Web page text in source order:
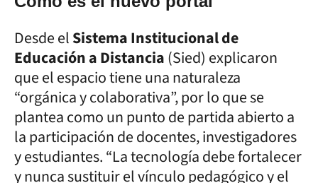
Desde elSistema Institucional de
Educación a Distancia(Sied) explicaron
que el espacio tiene una naturaleza
“orgánica y colaborativa”, por lo que se
plantea como un punto de partida abierto a
la participación de docentes, investigadores
y estudiantes. “La tecnología debe fortalecer
y nunca sustituir el vínculo pedagógico y el